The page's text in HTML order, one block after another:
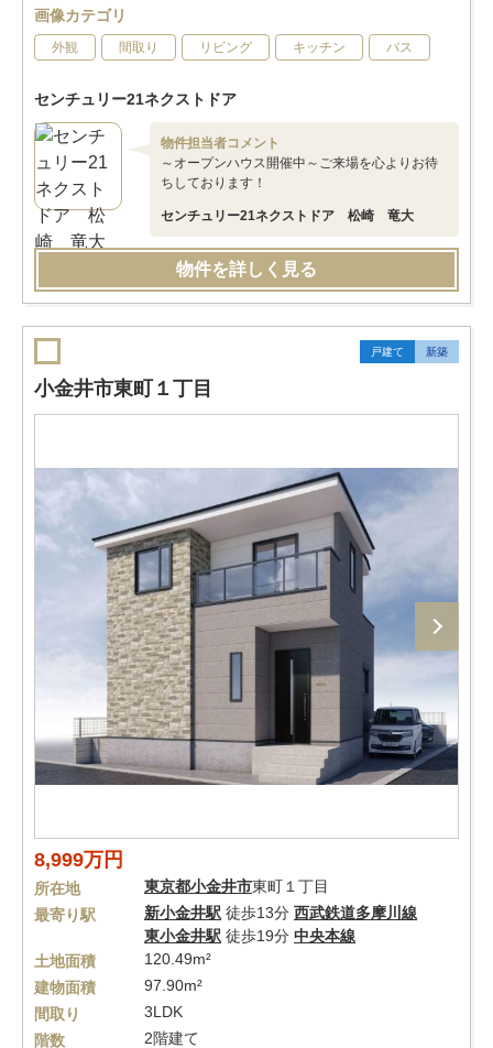
画像カテゴリ
外観 間取り リビング キッチン バス
センチュリー21ネクストドア
物件担当者コメント
～オープンハウス開催中～ご来場を心よりお待
ちしております！
センチュリー21ネクストドア 松崎 竜大
物件を詳しく見る
戸建て 新築
小金井市東町１丁目
8,999万円
所在地 東京都小金井市東町１丁目
最寄り駅
新小金井駅 徒歩13分 西武鉄道多摩川線
東小金井駅 徒歩19分 中央本線
土地面積
120.49m²
建物面積
97.90m²
間取り
3LDK
階数
2階建て